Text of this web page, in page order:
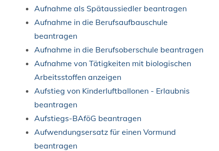
Aufnahme als Spätaussiedler beantragen
Aufnahme in die Berufsaufbauschule
beantragen
Aufnahme in die Berufsoberschule beantragen
Aufnahme von Tätigkeiten mit biologischen
Arbeitsstoffen anzeigen
Aufstieg von Kinderluftballonen - Erlaubnis
beantragen
Aufstiegs-BAföG beantragen
Aufwendungsersatz für einen Vormund
beantragen